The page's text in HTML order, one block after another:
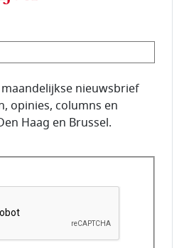
nieuwsbrief
opinies, columns en
Haag en Brussel.